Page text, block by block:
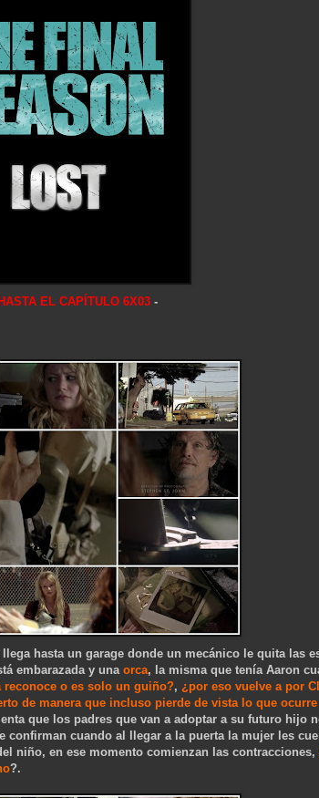
EL CAPÍTULO 6X03 -
hasta un garage donde un mecánico le quita las
embarazada y una orca, la misma que tenía Aaron
reconoce o es solo un guiño?, ¿por eso vuelve a por
de manera que incluso pierde de vista lo que
que los padres que van a adoptar a su futuro hijo
confirman cuando al llegar a la puerta la mujer les
niño, en ese momento comienzan las contracciones,
?.